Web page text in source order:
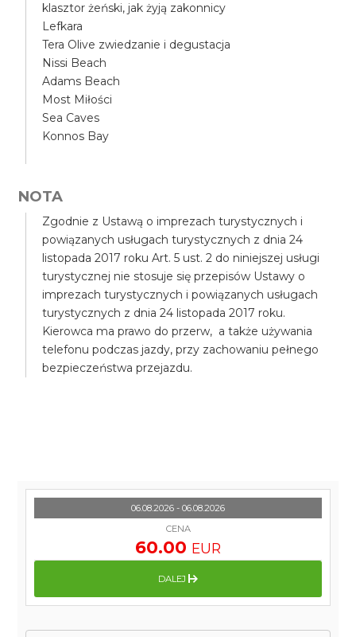
klasztor żeński, jak żyją zakonnicy
Lefkara
Tera Olive zwiedzanie i degustacja
Nissi Beach
Adams Beach
Most Miłości
Sea Caves
Konnos Bay
NOTA
Zgodnie z Ustawą o imprezach turystycznych i
powiązanych usługach turystycznych z dnia 24
listopada 2017 roku Art. 5 ust. 2 do niniejszej usługi
turystycznej nie stosuje się przepisów Ustawy o
imprezach turystycznych i powiązanych usługach
turystycznych z dnia 24 listopada 2017 roku.
Kierowca ma prawo do przerw, a także używania
telefonu podczas jazdy, przy zachowaniu pełnego
bezpieczeństwa przejazdu.
06.08.2026 - 06.08.2026
CENA
60.00 EUR
DALEJ